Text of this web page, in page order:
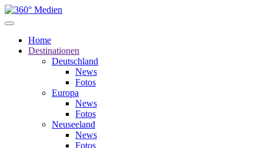
Home
Destinationen
Deutschland
News
Fotos
Europa
News
Fotos
Neuseeland
News
Fotos